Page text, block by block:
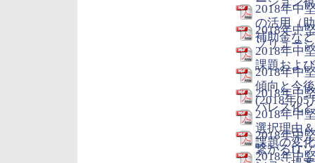
2018年中
の活用（
補助金な
2018年中
ソリュー
2018年中
課題およ
2018年中
傾向と今
(2018年05
2018年中
パレス化
2018年中
選択理由＆
課題の変
2018年中
繋がるIT
2018年中